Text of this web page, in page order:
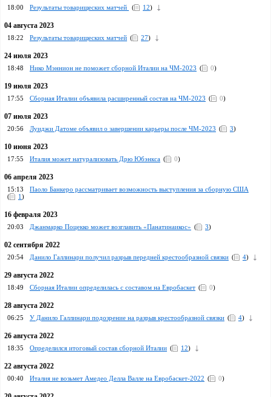
18:00 Результаты товарищеских матчей ( 12)
04 августа 2023
18:22 Результаты товарищеских матчей ( 27)
24 июля 2023
18:48 Нико Мэннион не поможет сборной Италии на ЧМ-2023 ( 0)
19 июля 2023
17:55 Сборная Италии объявила расширенный состав на ЧМ-2023 ( 0)
07 июля 2023
20:56 Луиджи Датоме объявил о завершении карьеры после ЧМ-2023 ( 3)
10 июня 2023
17:55 Италия может натурализовать Дрю Юбэнкса ( 0)
06 апреля 2023
15:13
Паоло Банкеро рассматривает возможность выступления за сборную США
(
1)
16 февраля 2023
20:03 Джанмарко Поцекко может возглавить «Панатинаикос» ( 3)
02 сентября 2022
20:54 Данило Галлинари получил разрыв передней крестообразной связки ( 4)
29 августа 2022
18:49 Сборная Италии определилась с составом на Евробаскет ( 0)
28 августа 2022
06:25 У Данило Галлинари подозрение на разрыв крестообразной связки ( 4)
26 августа 2022
18:35 Определился итоговый состав сборной Италии ( 12)
22 августа 2022
00:40 Италия не возьмет Амедео Делла Валле на Евробаскет-2022 ( 0)